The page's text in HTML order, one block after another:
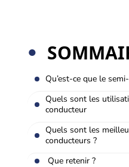
Qu’est-ce que le
Quels sont les
conducteur
Quels sont les
conducteurs ?
Que retenir ?